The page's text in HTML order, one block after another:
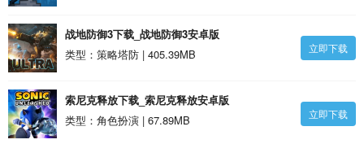
战地防御3下载_战地防御3安卓版
类型：策略塔防 | 405.39MB
立即下载
索尼克释放下载_索尼克释放安卓版
类型：角色扮演 | 67.89MB
立即下载